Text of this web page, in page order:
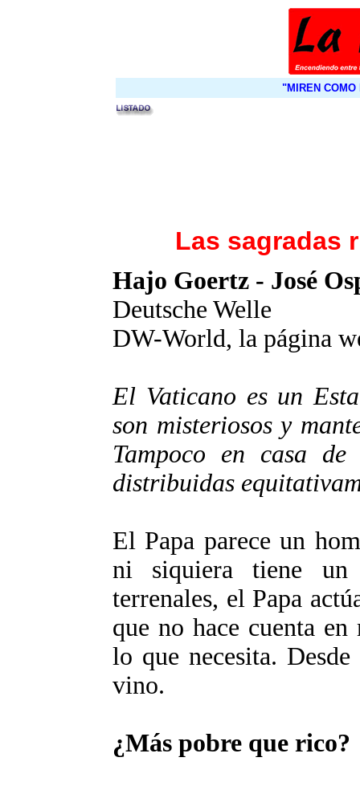
"MIREN COMO
Las sagradas
Hajo Goertz - José
Deutsche Welle
DW-World, la página
El Vaticano es un
son misteriosos y
Tampoco en casa
distribuidas
El Papa parece un
ni siquiera tiene un
terrenales, el Papa
que no hace cuenta
lo que necesita.
vino.
¿Más pobre que rico?